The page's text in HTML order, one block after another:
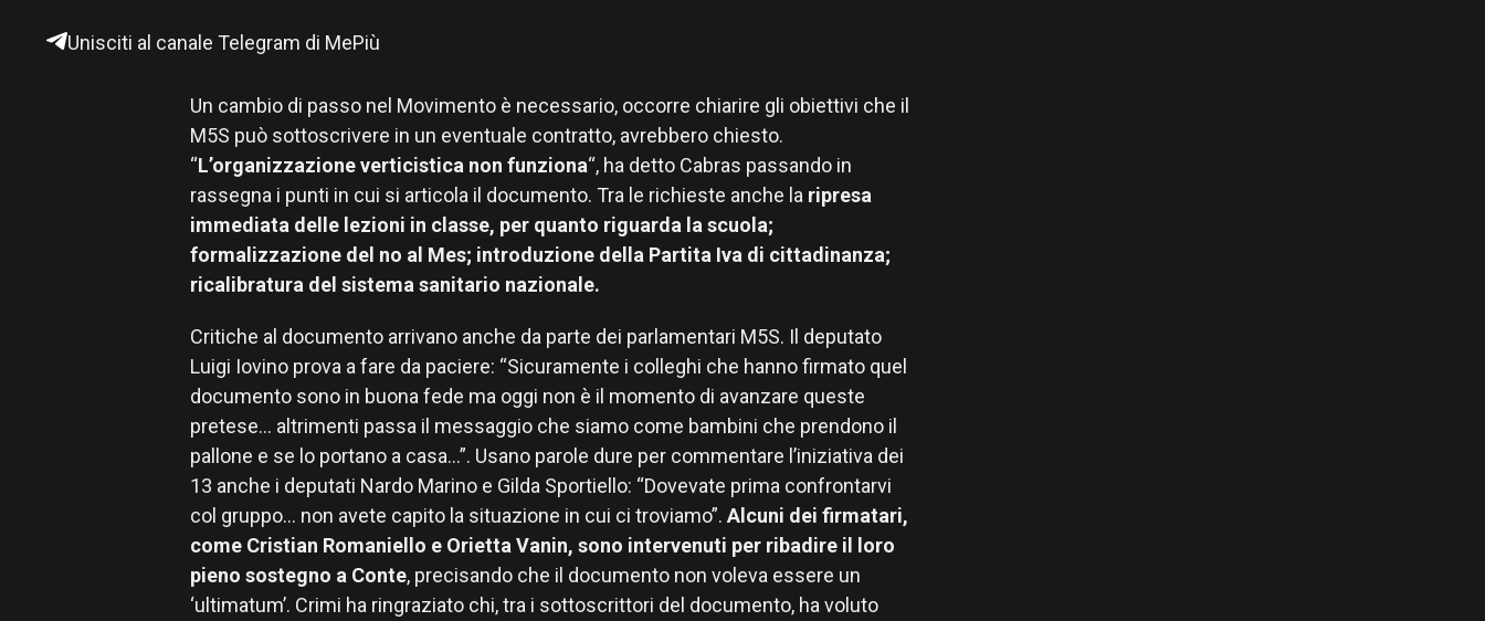
Unisciti al canale Telegram di MePiù
Un cambio di passo nel Movimento è necessario, occorre chiarire gli obiettivi che il
M5S può sottoscrivere in un eventuale contratto, avrebbero chiesto.
“L’organizzazione verticistica non funziona“, ha detto Cabras passando in
rassegna i punti in cui si articola il documento. Tra le richieste anche la ripresa
immediata delle lezioni in classe, per quanto riguarda la scuola;
formalizzazione del no al Mes; introduzione della Partita Iva di cittadinanza;
ricalibratura del sistema sanitario nazionale.
Critiche al documento arrivano anche da parte dei parlamentari M5S. Il deputato
Luigi Iovino prova a fare da paciere: “Sicuramente i colleghi che hanno firmato quel
documento sono in buona fede ma oggi non è il momento di avanzare queste
pretese… altrimenti passa il messaggio che siamo come bambini che prendono il
pallone e se lo portano a casa…”. Usano parole dure per commentare l’iniziativa dei
13 anche i deputati Nardo Marino e Gilda Sportiello: “Dovevate prima confrontarvi
col gruppo… non avete capito la situazione in cui ci troviamo”. Alcuni dei firmatari,
come Cristian Romaniello e Orietta Vanin, sono intervenuti per ribadire il loro
pieno sostegno a Conte, precisando che il documento non voleva essere un
‘ultimatum’. Crimi ha ringraziato chi, tra i sottoscrittori del documento, ha voluto